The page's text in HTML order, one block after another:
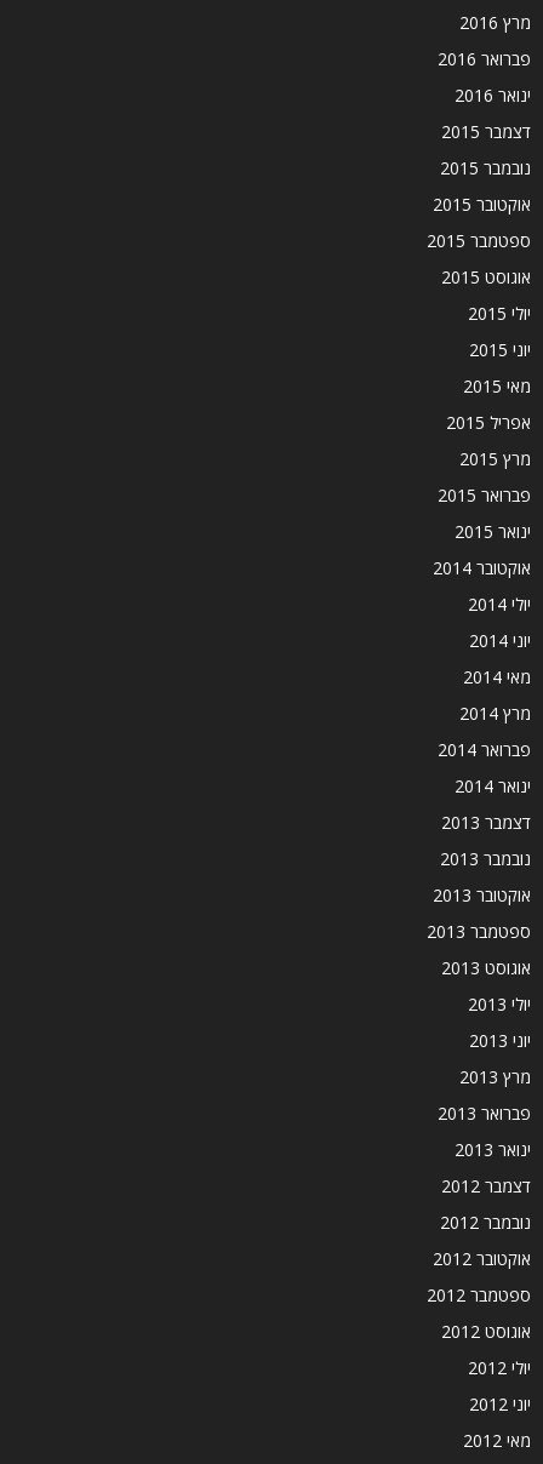
מרץ 2016
פברואר 2016
ינואר 2016
דצמבר 2015
נובמבר 2015
אוקטובר 2015
ספטמבר 2015
אוגוסט 2015
יולי 2015
יוני 2015
מאי 2015
אפריל 2015
מרץ 2015
פברואר 2015
ינואר 2015
אוקטובר 2014
יולי 2014
יוני 2014
מאי 2014
מרץ 2014
פברואר 2014
ינואר 2014
דצמבר 2013
נובמבר 2013
אוקטובר 2013
ספטמבר 2013
אוגוסט 2013
יולי 2013
יוני 2013
מרץ 2013
פברואר 2013
ינואר 2013
דצמבר 2012
נובמבר 2012
אוקטובר 2012
ספטמבר 2012
אוגוסט 2012
יולי 2012
יוני 2012
מאי 2012